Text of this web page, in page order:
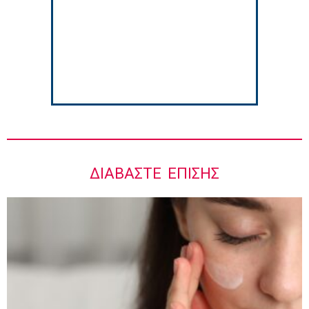
ΔΙΑΒΆΣΤΕ ΕΠΊΣΗΣ